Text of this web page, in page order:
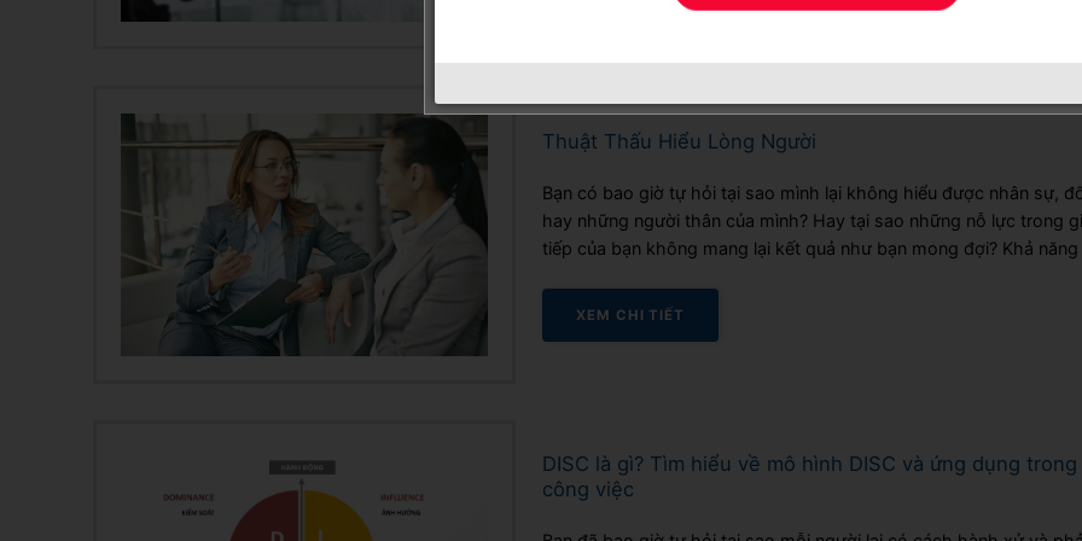
Thuật Thấu Hiểu Lòng Người
Bạn có bao giờ tự hỏi tại sao mình lại không hiểu được nhân sự,
hay những người thân của mình? Hay tại sao những nỗ lực trong
tiếp của bạn không mang lại kết quả như bạn mong đợi? Khả năng
XEM CHI TIẾT
DISC là gì? Tìm hiểu về mô hình DISC và ứng dụng trong
công việc